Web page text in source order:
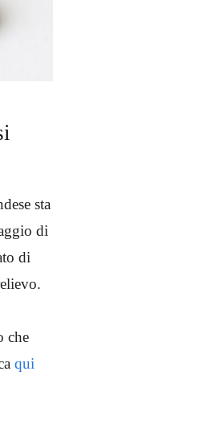
sta
di
di
che
qui